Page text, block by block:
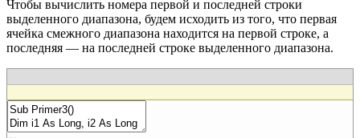
Чтобы вычислить номера первой и последней строки
выделенного диапазона, будем исходить из того, что первая
ячейка смежного диапазона находится на первой строке, а
последняя — на последней строке выделенного диапазона.